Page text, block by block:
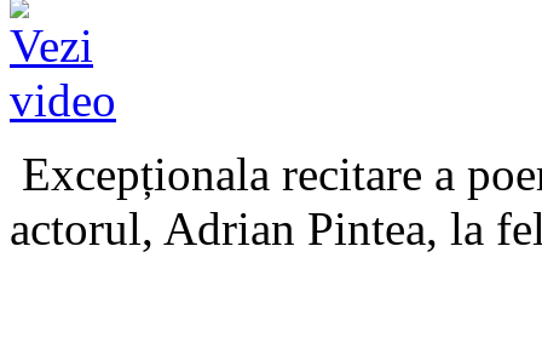
Excepționala recitare a
actorul, Adrian Pintea, la